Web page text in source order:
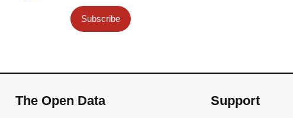
Subscribe
The Open Data Support